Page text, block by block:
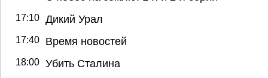
17:10 Дикий Урал
17:40 Время новостей
18:00 Убить Сталина